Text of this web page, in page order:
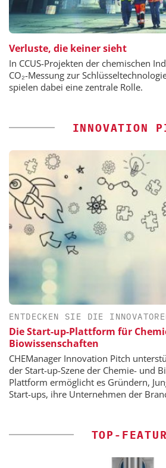
Verluste, die keiner sieht
In CCUS-Projekten der chemischen
CO₂-Messung zur
spielen dabei eine zentrale Rolle.
INNOVATION
ENTDECKEN SIE DIE
Die Start-up-Plattform für
Biowissenschaften
CHEManager Innovation Pitch
der Start-up-Szene der Chemie- und
Plattform ermöglicht es Gründern,
Start-ups, ihre Unternehmen der
TOP-